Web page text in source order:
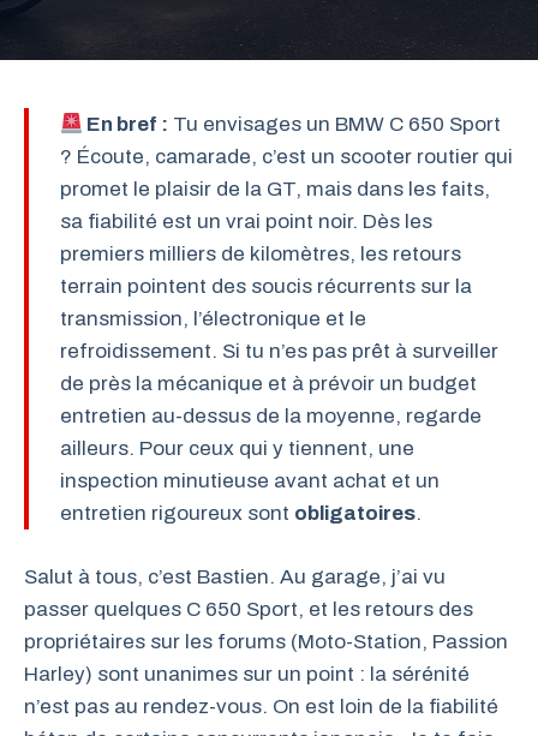
En bref : Tu envisages un BMW C 650 Sport
? Écoute, camarade, c’est un scooter routier qui
promet le plaisir de la GT, mais dans les faits,
sa fiabilité est un vrai point noir. Dès les
premiers milliers de kilomètres, les retours
terrain pointent des soucis récurrents sur la
transmission, l’électronique et le
refroidissement. Si tu n’es pas prêt à surveiller
de près la mécanique et à prévoir un budget
entretien au-dessus de la moyenne, regarde
ailleurs. Pour ceux qui y tiennent, une
inspection minutieuse avant achat et un
entretien rigoureux sont obligatoires.
Salut à tous, c’est Bastien. Au garage, j’ai vu
passer quelques C 650 Sport, et les retours des
propriétaires sur les forums (Moto-Station, Passion
Harley) sont unanimes sur un point : la sérénité
n’est pas au rendez-vous. On est loin de la fiabilité